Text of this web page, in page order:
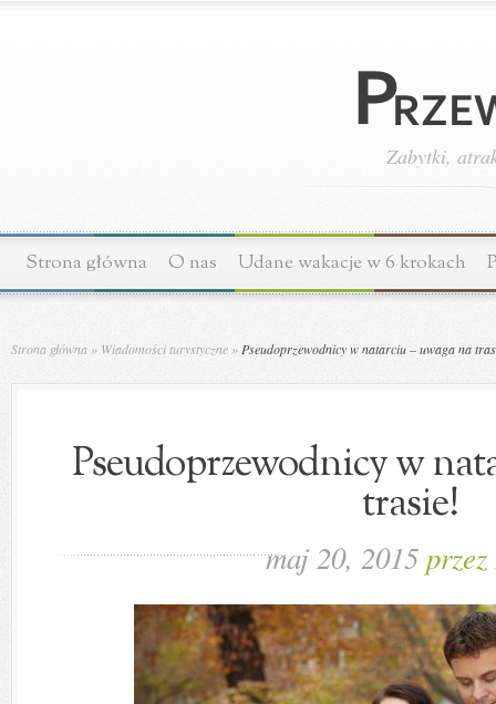
Zabytki,
Strona główna O nas Udane wakacje w 6 krokach
Strona główna » Wiadomości turystyczne » Pseudoprzewodnicy w natarciu – uwaga na
Pseudoprzewodnicy w
trasie!
maj 20, 2015 przez